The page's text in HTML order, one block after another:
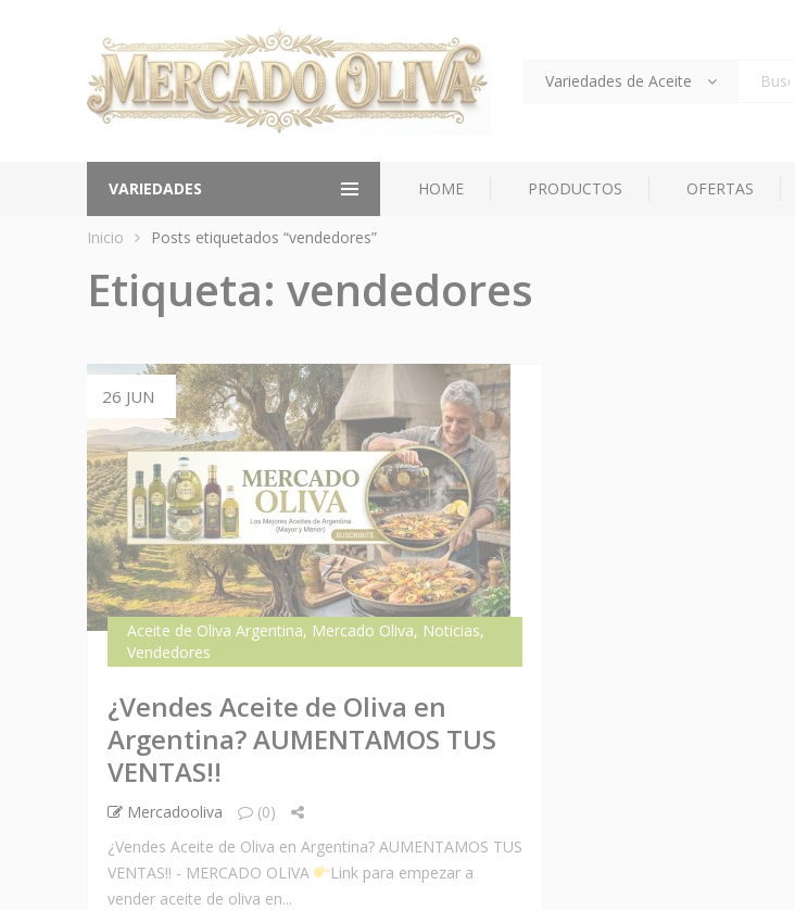
Variedades de Aceite
Products
VARIEDADES HOME PRODUCTOS OFERTAS
Inicio Posts etiquetados “vendedores”
Etiqueta: vendedores
26 JUN
Aceite de Oliva Argentina, Mercado Oliva, Noticias,
Vendedores
¿Vendes Aceite de Oliva en
Argentina? AUMENTAMOS TUS
VENTAS!!
Mercadooliva
(0)
¿Vendes Aceite de Oliva en Argentina? AUMENTAMOS TUS
VENTAS!! - MERCADO OLIVA
Link para empezar a
vender aceite de oliva en...